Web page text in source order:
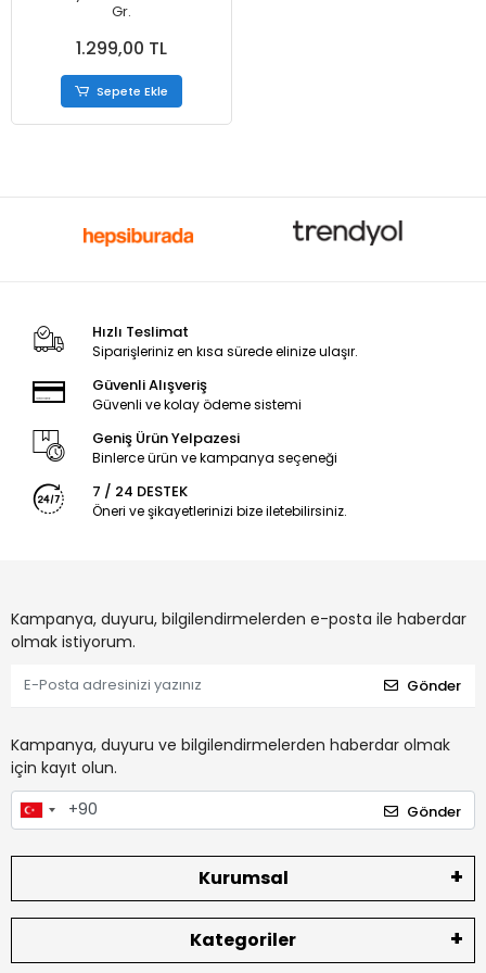
Gr.
1.299,00 TL
Sepete Ekle
Hızlı Teslimat
Siparişleriniz en kısa sürede elinize ulaşır.
Güvenli Alışveriş
Güvenli ve kolay ödeme sistemi
Geniş Ürün Yelpazesi
Binlerce ürün ve kampanya seçeneği
7 / 24 DESTEK
Öneri ve şikayetlerinizi bize iletebilirsiniz.
Kampanya, duyuru, bilgilendirmelerden e-posta ile haberdar
olmak istiyorum.
Gönder
Kampanya, duyuru ve bilgilendirmelerden haberdar olmak
için kayıt olun.
Gönder
Kurumsal
Kategoriler